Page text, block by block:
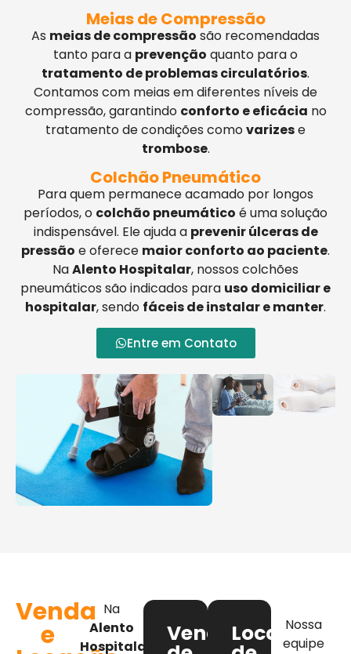
Meias de Compressão
As meias de compressão são recomendadas
tanto para a prevenção quanto para o
tratamento de problemas circulatórios.
Contamos com meias em diferentes níveis de
compressão, garantindo conforto e eficácia no
tratamento de condições comovarizese
trombose.
Colchão Pneumático
Para quem permanece acamado por longos
períodos, o colchão pneumático é uma solução
indispensável. Ele ajuda a prevenir úlceras de
pressão e oferece maior conforto ao paciente.
NaAlento Hospitalar, nossos colchões
pneumáticos são indicados para uso domiciliar e
hospitalar, sendo fáceis de instalar e manter.
Entre em Contato
Venda
e
Na
Alento
Hospitalar
VendaLocação
Nossa
equipe